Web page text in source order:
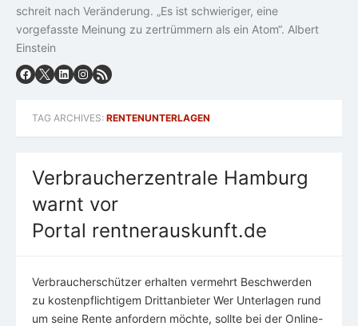
schreit nach Veränderung. „Es ist schwieriger, eine
vorgefasste Meinung zu zertrümmern als ein Atom“. Albert
Einstein
TAG ARCHIVES: RENTENUNTERLAGEN
Verbraucherzentrale Hamburg
warnt vor
Portal rentnerauskunft.de
Verbraucherschützer erhalten vermehrt Beschwerden
zu kostenpflichtigem Drittanbieter Wer Unterlagen rund
um seine Rente anfordern möchte, sollte bei der Online-